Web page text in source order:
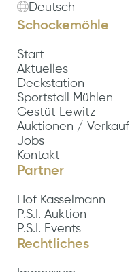
Deutsch
Schockemöhle
Start
Aktuelles
Deckstation
Sportstall Mühlen
Gestüt Lewitz
Auktionen / Verkauf
Jobs
Kontakt
Partner
Hof Kasselmann
P.S.I. Auktion
P.S.I. Events
Rechtliches